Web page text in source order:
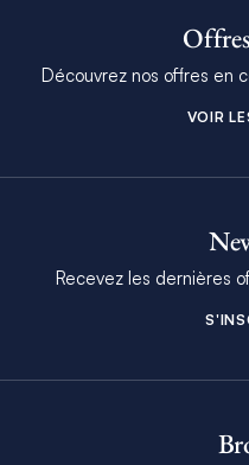
Découvrez nos offres en
VOIR
Recevez les dernières